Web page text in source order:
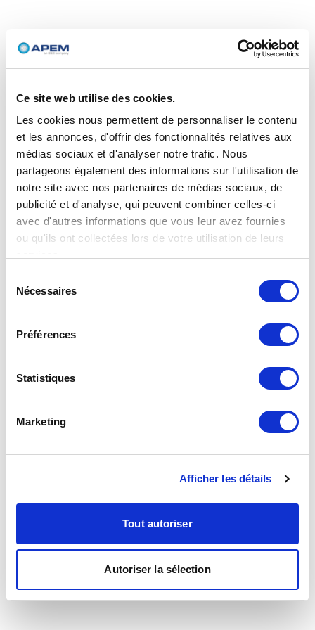
Ce site web utilise des cookies.
Les cookies nous permettent de personnaliser le contenu
et les annonces, d'offrir des fonctionnalités relatives aux
médias sociaux et d'analyser notre trafic. Nous
partageons également des informations sur l'utilisation de
notre site avec nos partenaires de médias sociaux, de
publicité et d'analyse, qui peuvent combiner celles-ci
avec d'autres informations que vous leur avez fournies
ou qu'ils ont collectées lors de votre utilisation de leurs
Nécessaires
Préférences
Statistiques
Marketing
Afficher les détails
Tout autoriser
Autoriser la sélection